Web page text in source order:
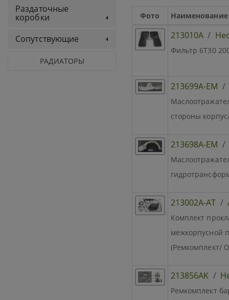
Раздаточные
коробки
Сопутствующие
РАДИАТОРЫ
Фото Наименование
213010A /
Фильтр 6T30
213699A-EM
стороны
213698A-EM
213002A-AT /
Комплект
межкорпусной
(Ремкомплект/
213856AK /
Ремкомплект